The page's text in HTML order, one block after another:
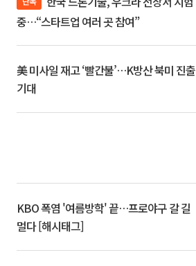
중…“스타트업 여러 곳 참여”
美 미사일 재고 ‘빨간불’…K방산 북미 진출
기대
KBO 폭염 '여름방학' 끝…프로야구 갈 길
멀다 [해시태그]